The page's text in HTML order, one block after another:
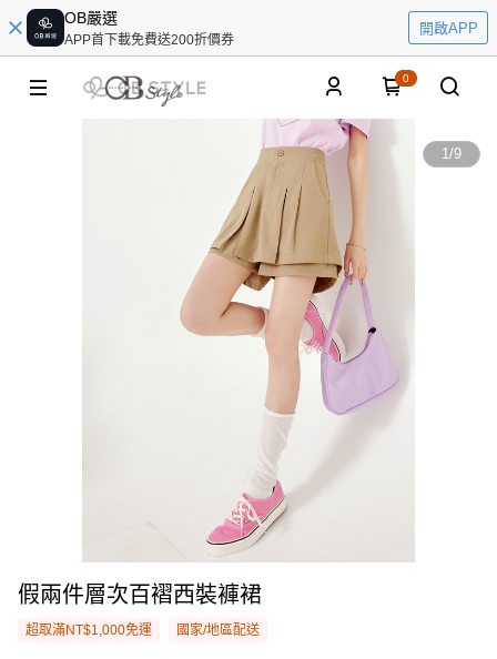
OB嚴選
APP首下載免費送200折價券
開啟APP
0
1/9
假兩件層次百褶西裝褲裙
超取滿NT$1,000免運 國家/地區配送